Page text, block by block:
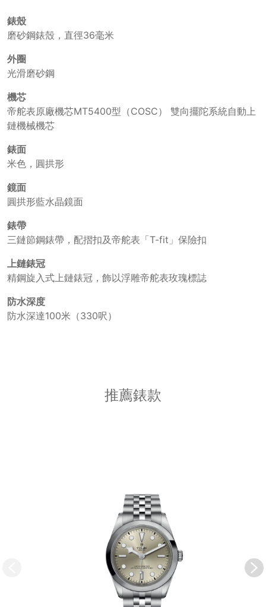
錶殼
磨砂鋼錶殼，直徑36毫米
外圈
光滑磨砂鋼
機芯
帝舵表原廠機芯MT5400型（COSC） 雙向擺陀系統自動上
鏈機械機芯
錶面
米色，圓拱形
鏡面
圓拱形藍水晶鏡面
錶帶
三鏈節鋼錶帶，配摺扣及帝舵表「T-fit」保險扣
上鏈錶冠
精鋼旋入式上鏈錶冠，飾以浮雕帝舵表玫瑰標誌
防水深度
防水深達100米（330呎）
推薦錶款